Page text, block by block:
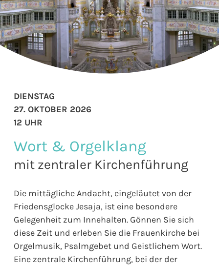
Wort & Orgelklang
mit zentraler Kirchenführung
Die mittägliche Andacht, eingeläutet von der
Friedensglocke Jesaja, ist eine besondere
Gelegenheit zum Innehalten. Gönnen Sie sich
diese Zeit und erleben Sie die Frauenkirche bei
Orgelmusik, Psalmgebet und Geistlichem Wort.
Eine zentrale Kirchenführung, bei der der
DIENSTAG
27. OKTOBER 2026
12 UHR